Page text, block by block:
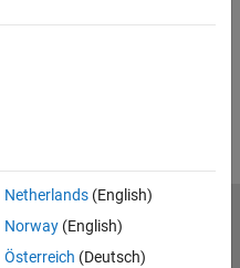
Netherlands(English)
Norway(English)
Österreich (Deutsch)
sulla privacy
Contatti